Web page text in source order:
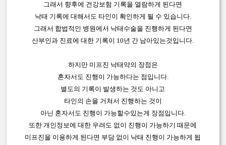
그래서 향후에 건강보험 기록을 열람하게 된다면
낙태 기록에 대해서도 타인이 확인하게 될 수 있습니다.
그래서 합법적인 병원에서 낙태수술을 진행하게 된다면
산부인과 진료에 대한 기록이 10년 간 남아있는것입니다.
하지만 미프진 낙태약의 장점은
혼자서도 진행이 가능하다는 점입니다.
별도의 기록이 발생하는 것도 아니고
타인의 손을 거쳐서 진행하는 것이
아닌 혼자서도 진행이 가능할수있는게 장점입니다.
또한 개인정보에 대한 우려도 없이 진행이 가능하기 때문에
미프진을 이용하게 된다면 부담 없이 낙태 진행이 가능하게 됩